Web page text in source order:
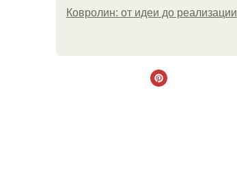
Ковролин: от идеи до реализации